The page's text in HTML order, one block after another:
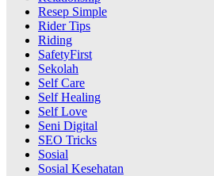
Resep Simple
Rider Tips
Riding
SafetyFirst
Sekolah
Self Care
Self Healing
Self Love
Seni Digital
SEO Tricks
Sosial
Sosial Kesehatan